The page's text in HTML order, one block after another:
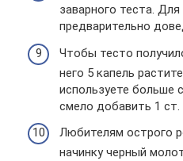
заварного теста.
предварительно
Чтобы тесто
него 5 капель
используете больше
смело добавить 1 ст.
Любителям острого
начинку черный